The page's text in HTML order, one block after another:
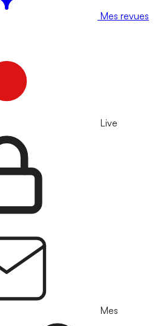
Mes revues
Live
Mes